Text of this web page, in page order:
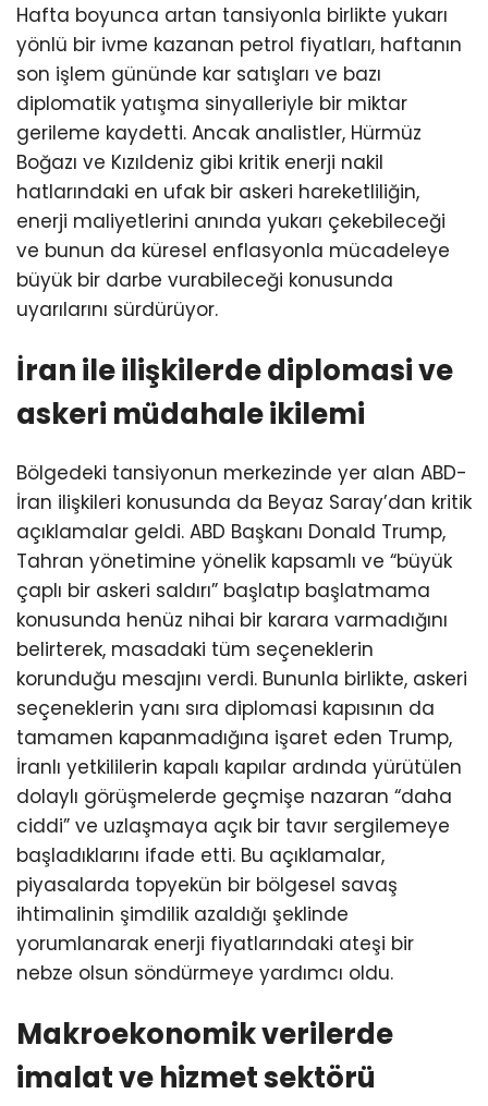
Hafta boyunca artan tansiyonla birlikte yukarı
yönlü bir ivme kazanan petrol fiyatları, haftanın
son işlem gününde kar satışları ve bazı
diplomatik yatışma sinyalleriyle bir miktar
gerileme kaydetti. Ancak analistler, Hürmüz
Boğazı ve Kızıldeniz gibi kritik enerji nakil
hatlarındaki en ufak bir askeri hareketliliğin,
enerji maliyetlerini anında yukarı çekebileceği
ve bunun da küresel enflasyonla mücadeleye
büyük bir darbe vurabileceği konusunda
uyarılarını sürdürüyor.
İran ile ilişkilerde diplomasi ve
askeri müdahale ikilemi
Bölgedeki tansiyonun merkezinde yer alan ABD-
İran ilişkileri konusunda da Beyaz Saray’dan kritik
açıklamalar geldi. ABD Başkanı Donald Trump,
Tahran yönetimine yönelik kapsamlı ve “büyük
çaplı bir askeri saldırı” başlatıp başlatmama
konusunda henüz nihai bir karara varmadığını
belirterek, masadaki tüm seçeneklerin
korunduğu mesajını verdi. Bununla birlikte, askeri
seçeneklerin yanı sıra diplomasi kapısının da
tamamen kapanmadığına işaret eden Trump,
İranlı yetkililerin kapalı kapılar ardında yürütülen
dolaylı görüşmelerde geçmişe nazaran “daha
ciddi” ve uzlaşmaya açık bir tavır sergilemeye
başladıklarını ifade etti. Bu açıklamalar,
piyasalarda topyekün bir bölgesel savaş
ihtimalinin şimdilik azaldığı şeklinde
yorumlanarak enerji fiyatlarındaki ateşi bir
nebze olsun söndürmeye yardımcı oldu.
Makroekonomik verilerde
imalat ve hizmet sektörü